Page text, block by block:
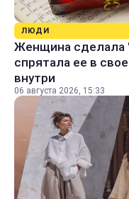
ЛЮДИ
Женщина сделала
спрятала ее в
внутри
06 августа 2026, 15:33